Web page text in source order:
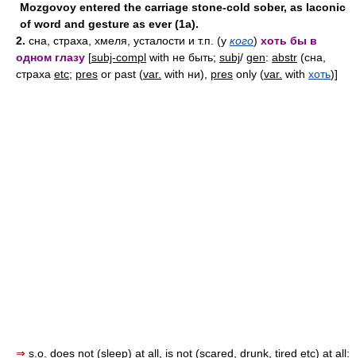
Mozgovoy entered the carriage stone-cold sober, as laconic
of word and gesture as ever (1a).
2. сна, страха, хмеля, усталости и т.п. (у кого) хоть бы в
одном глазу [subj-compl with не быть; subj/ gen: abstr (сна,
страха etc; pres or past (var. with ни), pres only (var. with хоть)]
⇒ s.o. does not (sleep) at all, is not (scared, drunk, tired etc) at all: